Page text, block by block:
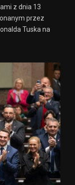
z dnia 13
przez
Tuska na